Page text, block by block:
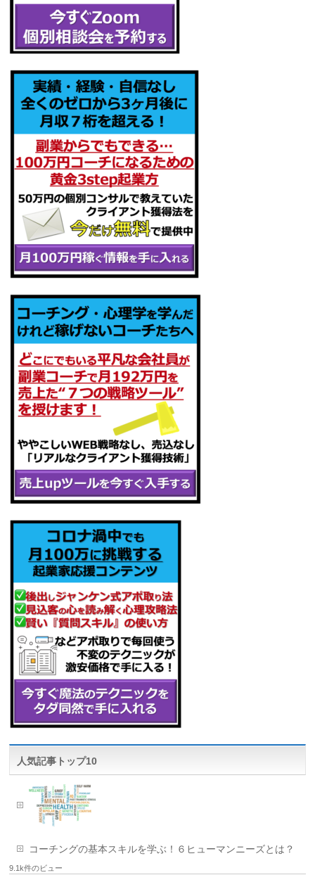
人気記事トップ10
コーチングの基本スキルを学ぶ！６ヒューマンニーズとは？
9.1k件のビュー